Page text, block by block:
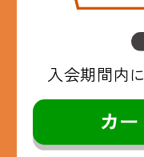
入会期間内に